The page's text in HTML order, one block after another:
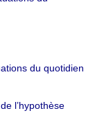
du quotidien
l’hypothèse